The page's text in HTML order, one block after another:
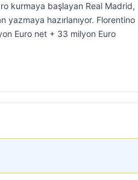
kurmaya başlayan Real Madrid,
yazmaya hazırlanıyor. Florentino
Euro net + 33 milyon Euro